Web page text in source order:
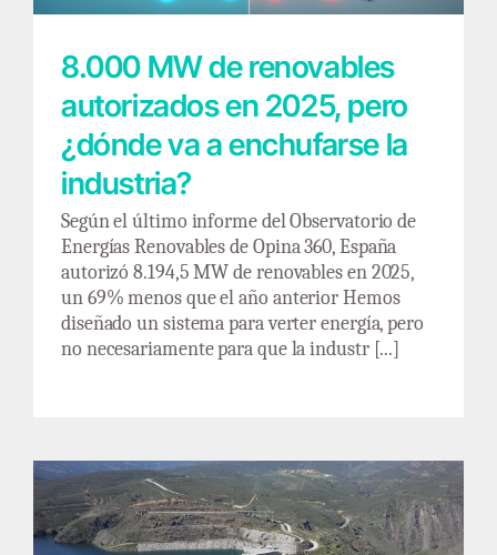
8.000 MW de renovables
autorizados en 2025, pero
¿dónde va a enchufarse la
industria?
Según el último informe del Observatorio de
Energías Renovables de Opina 360, España
autorizó 8.194,5 MW de renovables en 2025,
un 69% menos que el año anterior Hemos
diseñado un sistema para verter energía, pero
no necesariamente para que la industr [...]